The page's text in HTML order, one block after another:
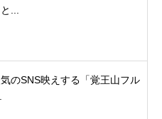
...
のSNS映えする「覚王山フル